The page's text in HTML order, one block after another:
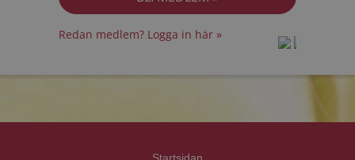
Redan medlem? Logga in här »